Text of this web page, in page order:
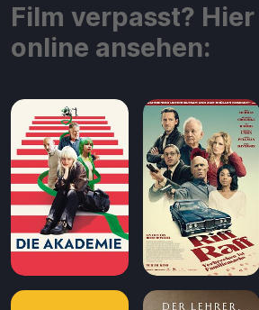
Film verpasst? Hier
online ansehen: